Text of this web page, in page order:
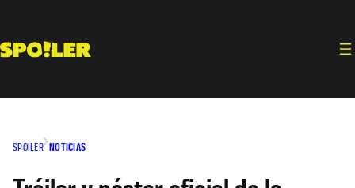
contenido
SPOILER NOTICIAS